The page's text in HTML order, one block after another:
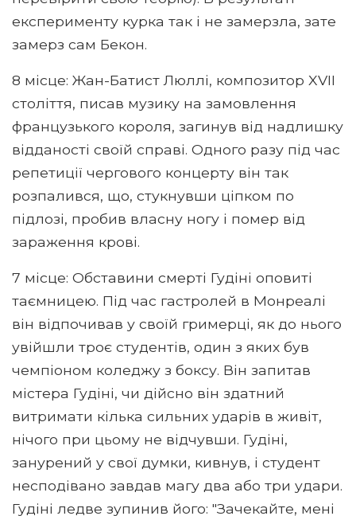
експерименту курка так і не замерзла, зате
замерз сам Бекон.
8 місце: Жан-Батист Люллі, композитор XVII
століття, писав музику на замовлення
французького короля, загинув від надлишку
відданості своїй справі. Одного разу під час
репетиції чергового концерту він так
розпалився, що, стукнувши ціпком по
підлозі, пробив власну ногу і помер від
зараження крові.
7 місце: Обставини смерті Гудіні оповиті
таємницею. Під час гастролей в Монреалі
він відпочивав у своїй гримерці, як до нього
увійшли троє студентів, один з яких був
чемпіоном коледжу з боксу. Він запитав
містера Гудіні, чи дійсно він здатний
витримати кілька сильних ударів в живіт,
нічого при цьому не відчувши. Гудіні,
занурений у свої думки, кивнув, і студент
несподівано завдав магу два або три удари.
Гудіні ледве зупинив його: "Зачекайте, мені